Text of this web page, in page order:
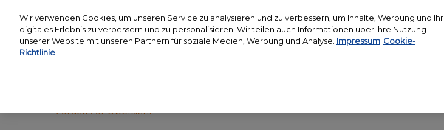
zum
Inhalt
18. - 24. März 2027
zurück zur Übersicht
Wir verwenden Cookies, um unseren Service zu analysieren und zu verbessern, um Inhalte, Werbung und Ihr
digitales Erlebnis zu verbessern und zu personalisieren. Wir teilen auch Informationen über Ihre Nutzung
unserer Website mit unseren Partnern für soziale Medien, Werbung und Analyse. Impressum Cookie-
Richtlinie